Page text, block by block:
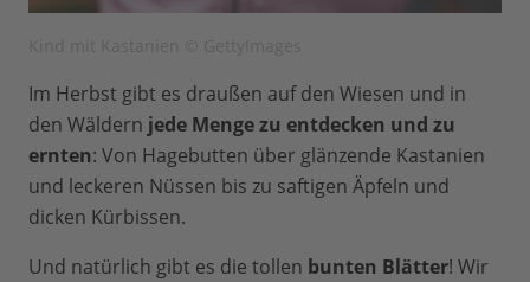
Im Herbst gibt es draußen auf den Wiesen und in
den Wäldern jede Menge zu entdecken und zu
ernten: Von Hagebutten über glänzende Kastanien
und leckeren Nüssen bis zu saftigen Äpfeln und
dicken Kürbissen.
Und natürlich gibt es die tollen bunten Blätter! Wir